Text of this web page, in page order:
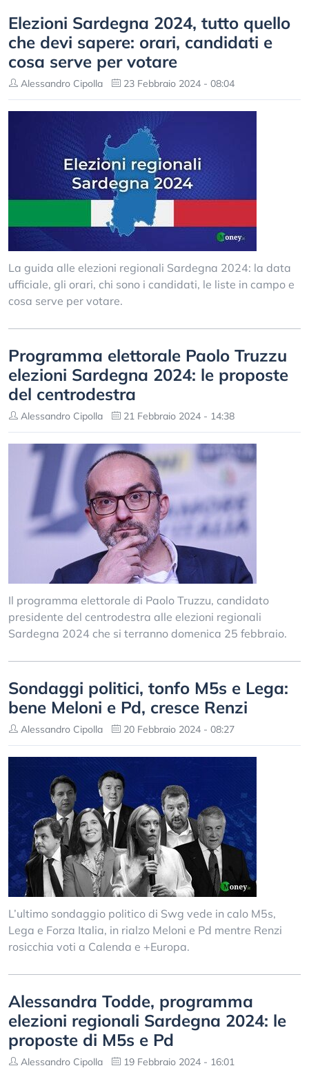
Elezioni Sardegna 2024, tutto quello
che devi sapere: orari, candidati e
cosa serve per votare
Alessandro Cipolla 23 Febbraio 2024 - 08:04
La guida alle elezioni regionali Sardegna 2024: la data
ufficiale, gli orari, chi sono i candidati, le liste in campo e
cosa serve per votare.
Programma elettorale Paolo Truzzu
elezioni Sardegna 2024: le proposte
del centrodestra
Alessandro Cipolla 21 Febbraio 2024 - 14:38
Il programma elettorale di Paolo Truzzu, candidato
presidente del centrodestra alle elezioni regionali
Sardegna 2024 che si terranno domenica 25 febbraio.
Sondaggi politici, tonfo M5s e Lega:
bene Meloni e Pd, cresce Renzi
Alessandro Cipolla 20 Febbraio 2024 - 08:27
L’ultimo sondaggio politico di Swg vede in calo M5s,
Lega e Forza Italia, in rialzo Meloni e Pd mentre Renzi
rosicchia voti a Calenda e +Europa.
Alessandra Todde, programma
elezioni regionali Sardegna 2024: le
proposte di M5s e Pd
Alessandro Cipolla 19 Febbraio 2024 - 16:01